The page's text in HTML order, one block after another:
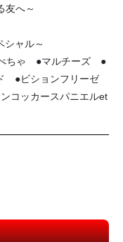
友へ～
ャル～
ちゃ ●マルチーズ ●
●ビションフリーゼ
コッカースパニエルet